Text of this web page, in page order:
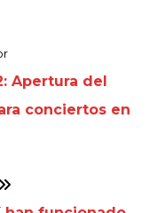
Apertura del
conciertos en